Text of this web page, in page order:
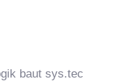
baut sys.tec